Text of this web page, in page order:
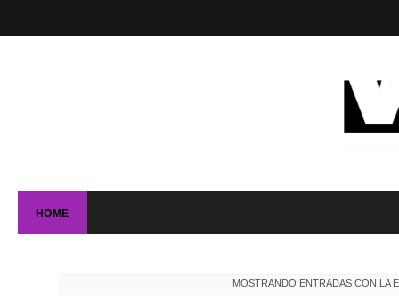
HOME
MOSTRANDO ENTRADAS CON LA